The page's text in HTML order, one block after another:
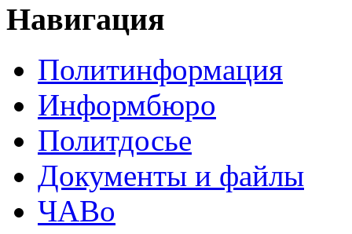
Навигация
Политинформация
Информбюро
Политдосье
Документы и файлы
ЧАВо